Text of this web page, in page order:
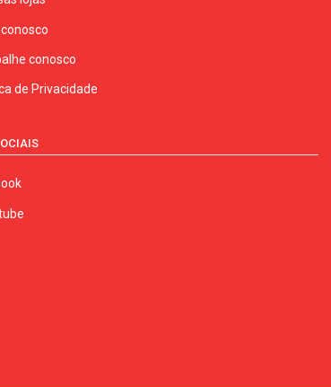
conosco
de Privacidade